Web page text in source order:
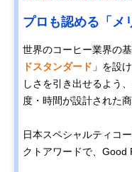
プロも認める「メ
世界のコーヒー業界の
ドスタンダード」 を設
しさを引き出せるよう
度・時間が設計された商
日本スペシャルティコ
クトアワードで、Good